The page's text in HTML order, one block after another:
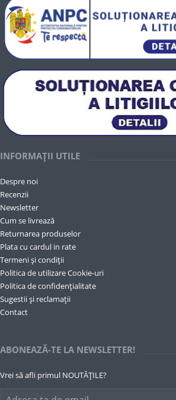
INFORMAȚII UTILE
Despre noi
Recenzii
Newsletter
Cum se livrează
Returnarea produselor
Plata cu cardul in rate
Termeni și condiții
Politica de utilizare Cookie-uri
Politica de confidențialitate
Sugestii și reclamații
Contact
ABONEAZĂ-TE LA NEWSLETTER!
Vrei să afli primul NOUTĂȚILE?